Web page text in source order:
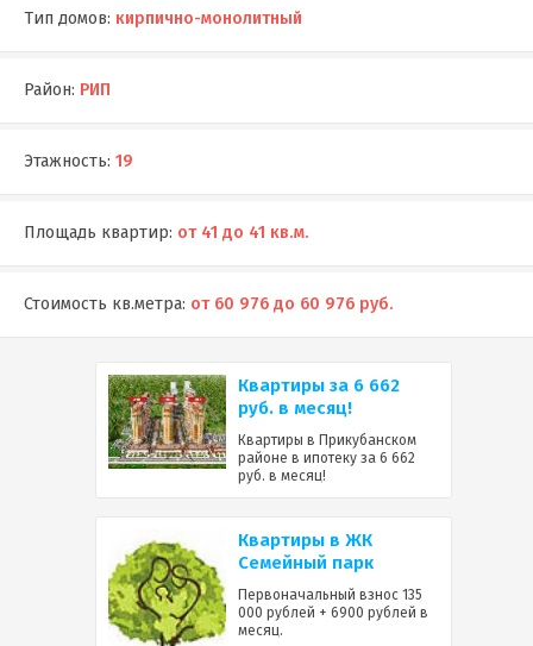
Тип домов: кирпично-монолитный
Район: РИП
Этажность: 19
Площадь квартир: от 41 до 41 кв.м.
Стоимость кв.метра: от 60 976 до 60 976 руб.
Квартиры за 6 662
руб. в месяц!
Квартиры в Прикубанском
районе в ипотеку за 6 662
руб. в месяц!
Квартиры в ЖК
Семейный парк
Первоначальный взнос 135
000 рублей + 6900 рублей в
месяц.